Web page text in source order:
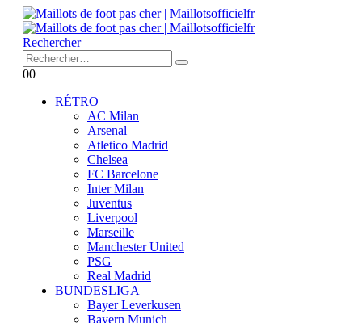
Rechercher
00
RÉTRO
AC Milan
Arsenal
Atletico Madrid
Chelsea
FC Barcelone
Inter Milan
Juventus
Liverpool
Marseille
Manchester United
PSG
Real Madrid
BUNDESLIGA
Bayer Leverkusen
Bayern Munich